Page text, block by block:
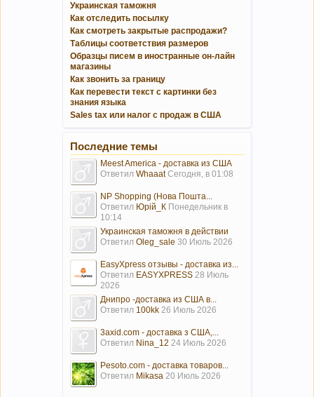
Украинская таможня
Как отследить посылку
Как смотреть закрытые распродажи?
Таблицы соответствия размеров
Образцы писем в иностранные он-лайн
магазины
Как звонить за границу
Как перевести текст с картинки без
знания языка
Sales tax или налог с продаж в США
Последние темы
Meest America - доставка из США
Ответил Whaaat Сегодня, в 01:08
NP Shopping (Нова Пошта...
Ответил Юрій_К Понедельник в
10:14
Украинская таможня в действии
Ответил Oleg_sale 30 Июль 2026
EasyXpress отзывы - доставка из...
Ответил EASYXPRESS 28 Июль
2026
Днипро -доставка из США в...
Ответил 100kk 26 Июль 2026
3axid.com - доставка з США,...
Ответил Nina_12 24 Июль 2026
Pesoto.com - доставка товаров...
Ответил Mikasa 20 Июль 2026